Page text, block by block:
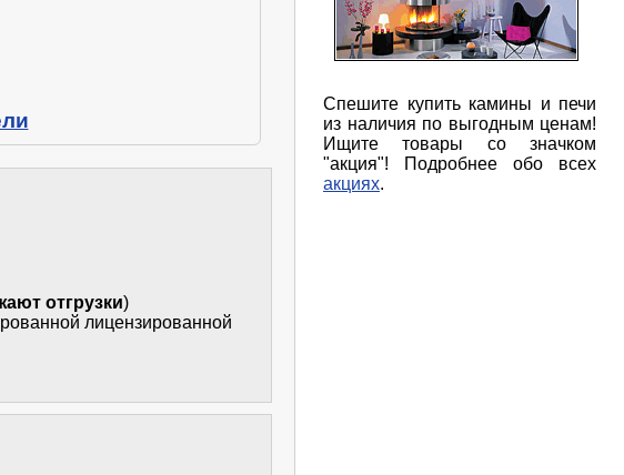
отгрузки)
лицензированной
Спешите купить камины и печи
из наличия по выгодным ценам!
Ищите товары со значком
"акция"! Подробнее обо всех
акциях.